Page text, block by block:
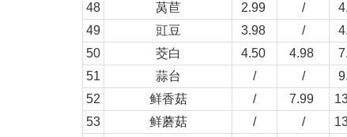
48
莴苣 2.99 /
49
豇豆 3.98 /
50
茭白 4.50 4.98
51
蒜台 / /
52
鲜香菇 / 7.99
53
鲜蘑菇 / /